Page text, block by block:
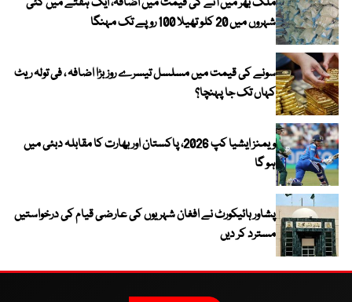
شہروں میں 20 کلو تھیلا 100 روپے تک مہنگا
سونے کی قیمت میں مسلسل تیسرے روز بڑا اضافہ ، فی تولہ ریٹ
کہاں تک جا پہنچا؟
ویمنز ایشیا کپ 2026، پاکستان اور بھارت کا مقابلہ دبئی میں
ہو گا
پشاور ہائیکورٹ نے افغان شہریوں کی عارضی قیام کی درخواستیں
مسترد کر دیں